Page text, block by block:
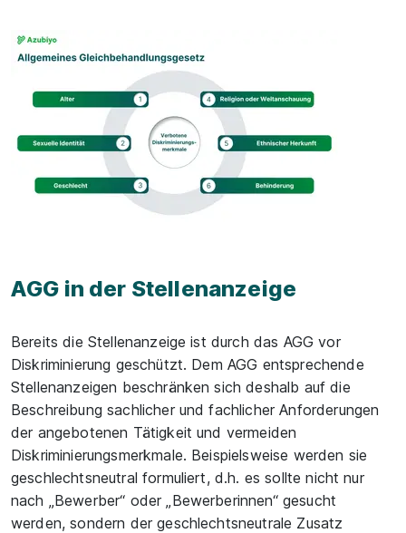
AGG in der Stellenanzeige
Bereits die Stellenanzeige ist durch das AGG vor
Diskriminierung geschützt. Dem AGG entsprechende
Stellenanzeigen beschränken sich deshalb auf die
Beschreibung sachlicher und fachlicher Anforderungen
der angebotenen Tätigkeit und vermeiden
Diskriminierungsmerkmale. Beispielsweise werden sie
geschlechtsneutral formuliert, d.h. es sollte nicht nur
nach „Bewerber“ oder „Bewerberinnen“ gesucht
werden, sondern der geschlechtsneutrale Zusatz